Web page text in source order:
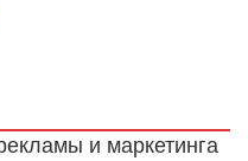
и маркетинга